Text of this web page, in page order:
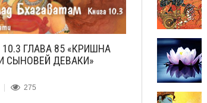
ГЛАВА 85 «КРИШНА
СЫНОВЕЙ ДЕВАКИ»
275